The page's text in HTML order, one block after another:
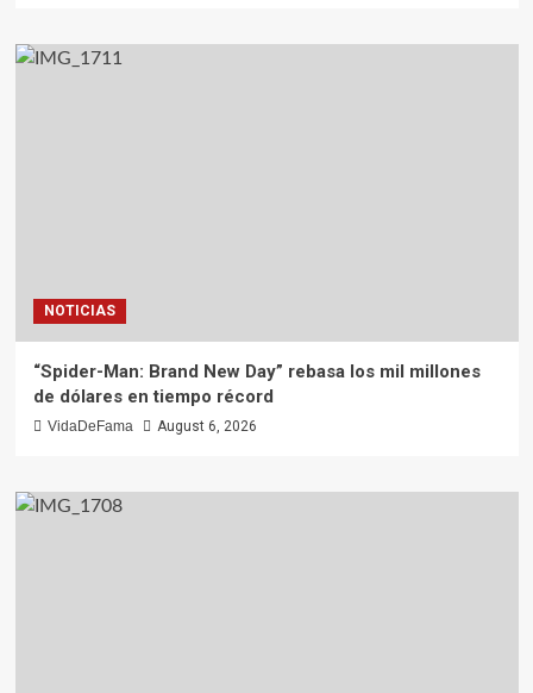
NOTICIAS
“Spider-Man: Brand New Day” rebasa los mil millones
de dólares en tiempo récord
VidaDeFama August 6, 2026